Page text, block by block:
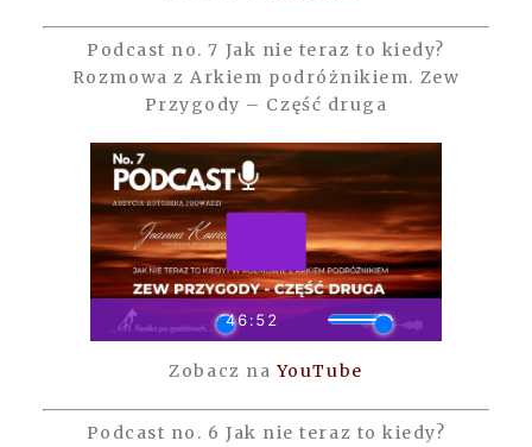
Podcast no. 7 Jak nie teraz to kiedy?
Rozmowa z Arkiem podróżnikiem. Zew
Przygody – Część druga
Zobacz na YouTube
Podcast no. 6 Jak nie teraz to kiedy?